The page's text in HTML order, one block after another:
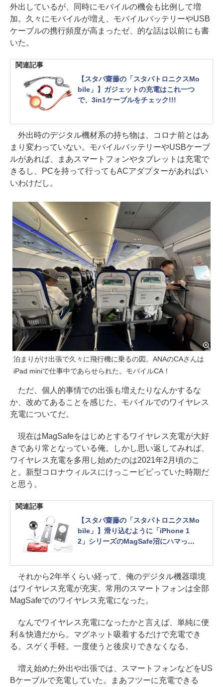
外出しているが、同時にモバイルの機会も比例して増
加。久々にモバイルが増え、モバイルバッテリーやUSB
ケーブルの携行頻度が高まったゼ、的な話は以前にも書
いた。
関連記事
【スタパ齋藤の「スタパトロニクスMo
bile」】ガジェットの充電はこれ一つ
で、3in1ケーブルをチェック!!!
外出時のデジタル機材系の持ち物は、コロナ前とはあ
まり変わっていない。モバイルバッテリーやUSBケーブ
ルがあれば、まあスマートフォンやタブレットは充電で
きるし、PCを持って行ってもACアダプターがあればい
いわけだし。
泊まりがけ出張で久々に飛行機に乗るの図。ANAのCAさんは
iPad miniで仕事中であらせられた。モバイルCA！
ただ、個人的事情での出張も増えたりなんかするな
か、改めてあることを感じた。モバイルでのワイヤレス
充電についてだ。
現在はMagSafeをはじめとするワイヤレス充電が大好
きであり常となっている俺。しかし思い返してみれば、
ワイヤレス充電を多用し始めたのは2021年2月頃のこ
と。新型コロナウィルスにけっこービビっていた時期だ
と思う。
関連記事
【スタパ齋藤の「スタパトロニクスMo
bile」】滑り込むように「iPhone 1
2」シリーズのMagSafe沼にハマって
それから2年半くらい経って、俺のデジタル機器環境
はワイヤレス充電が充実。常用のスマートフォンは全部
MagSafeでのワイヤレス充電になった。
なんでワイヤレス充電になったかと言えば、単純に便
利＆快適だから。マグネット吸着するだけで充電でき
る。スゲく手軽。一度使うと後戻りできなくなる。
増え始めた外出や出張では、スマートフォンなどをUS
Bケーブルで充電していた。まあフツーに充電できる